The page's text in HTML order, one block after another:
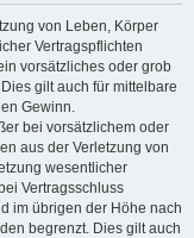
von Leben, Körper
Vertragspflichten
vorsätzliches oder grob
gilt auch für mittelbare
Gewinn.
bei vorsätzlichem oder
aus der Verletzung von
wesentlicher
Vertragsschluss
im übrigen der Höhe nach
begrenzt. Dies gilt auch